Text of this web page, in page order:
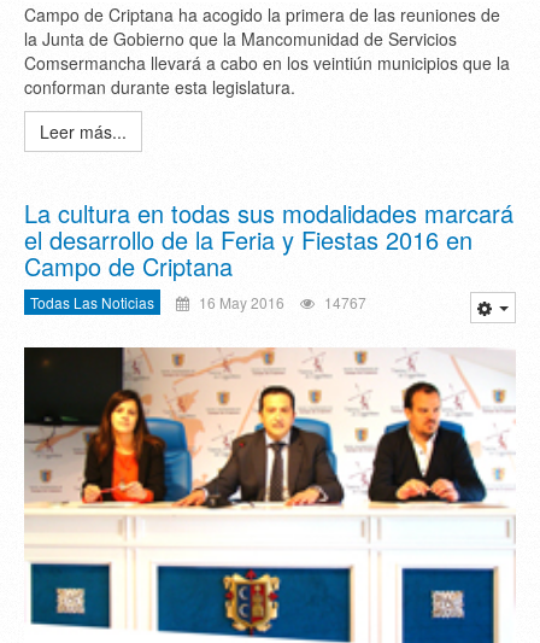
Campo de Criptana ha acogido la primera de las reuniones de
la Junta de Gobierno que la Mancomunidad de Servicios
Comsermancha llevará a cabo en los veintiún municipios que la
conforman durante esta legislatura.
Leer más...
La cultura en todas sus modalidades marcará
el desarrollo de la Feria y Fiestas 2016 en
Campo de Criptana
Todas Las Noticias 16 May 2016 14767